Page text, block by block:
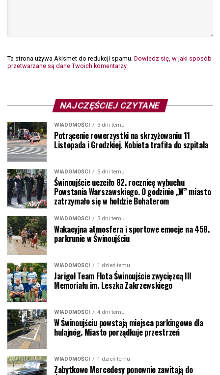
Ta strona używa Akismet do redukcji spamu. Dowiedz się, w jaki sposób
przetwarzane są dane Twoich komentarzy.
NAJCZĘŚCIEJ CZYTANE
WIADOMOŚCI 3 dni temu
Potrącenie rowerzystki na skrzyżowaniu 11
Listopada i Grodzkiej. Kobieta trafiła do szpitala
WIADOMOŚCI 5 dni temu
Świnoujście uczciło 82. rocznicę wybuchu
Powstania Warszawskiego. O godzinie „W” miasto
zatrzymało się w hołdzie Bohaterom
WIADOMOŚCI 3 dni temu
Wakacyjna atmosfera i sportowe emocje na 458.
parkrunie w Świnoujściu
WIADOMOŚCI 1 dzień temu
Jarigol Team Flota Świnoujście zwycięzcą III
Memoriału im. Leszka Zakrzewskiego
WIADOMOŚCI 4 dni temu
W Świnoujściu powstają miejsca parkingowe dla
hulajnóg. Miasto porządkuje przestrzeń
WIADOMOŚCI 1 dzień temu
Zabytkowe Mercedesy ponownie zawitają do